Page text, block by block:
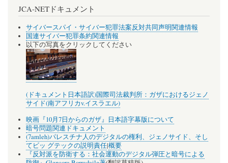
JCA-NETドキュメント
サイバースパイ・サイバー犯罪法案反対共同声明関連情報
国連サイバー犯罪条約関連情報
以下の写真をクリックしてください
(ドキュメント日本語訳)国際司法裁判所：ガザにおけるジェノ
サイド(南アフリカv.イスラエル)
映画『10月7日からのガザ』日本語字幕版について
暗号問題関連ドキュメント
(7amleh)パレスチナ人のデジタルの権利、ジェノサイド、そし
てビッ グテックの説明責任|概要
『反対派を防衛する：社会運動のデジタル弾圧と暗号による